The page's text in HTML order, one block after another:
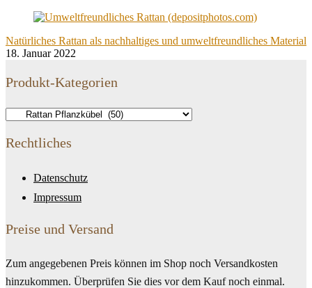
Natürliches Rattan als nachhaltiges und umweltfreundliches Material
18. Januar 2022
Produkt-Kategorien
Rechtliches
Datenschutz
Impressum
Preise und Versand
Zum angegebenen Preis können im Shop noch Versandkosten
hinzukommen. Überprüfen Sie dies vor dem Kauf noch einmal.